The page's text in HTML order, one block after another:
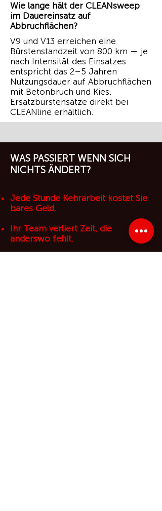
Wie lange hält der CLEANsweep
im Dauereinsatz auf
Abbruchflächen?
V9 und V13 erreichen eine
Bürstenstandzeit von 800 km — je
nach Intensität des Einsatzes
entspricht das 2–5 Jahren
Nutzungsdauer auf Abbruchflächen
mit Betonbruch und Kies.
Ersatzbürstensätze direkt bei
CLEANline erhältlich.
WAS PASSIERT WENN SICH
NICHTS ÄNDERT?
Jede Stunde Kehrarbeit kostet Sie
bares Geld.
Ihr Team verliert Zeit, die
anderswo fehlt.